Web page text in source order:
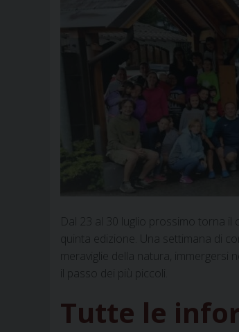
Dal 23 al 30 luglio prossimo torna il
quinta edizione. Una settimana di
meraviglie della natura, immergersi
il passo dei più piccoli.
Tutte le